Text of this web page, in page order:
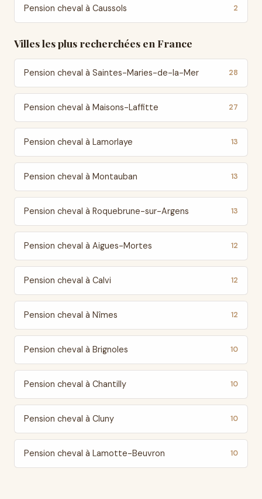
Pension cheval à Caussols 2
Villes les plus recherchées en France
Pension cheval à Saintes-Maries-de-la-Mer 28
Pension cheval à Maisons-Laffitte 27
Pension cheval à Lamorlaye 13
Pension cheval à Montauban 13
Pension cheval à Roquebrune-sur-Argens 13
Pension cheval à Aigues-Mortes 12
Pension cheval à Calvi 12
Pension cheval à Nîmes 12
Pension cheval à Brignoles 10
Pension cheval à Chantilly 10
Pension cheval à Cluny 10
Pension cheval à Lamotte-Beuvron 10